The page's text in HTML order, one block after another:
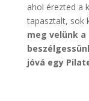
ahol érezted a
tapasztalt, sok
meg velünk
jóvá egy